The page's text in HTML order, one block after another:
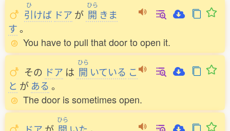
ひ
引けば ドア が
ひら
開 きま
す。
You have to pull that door to open it.
その ドア は
ひら
開 いている こ
と が ある 。
The door is sometimes open.
ひら